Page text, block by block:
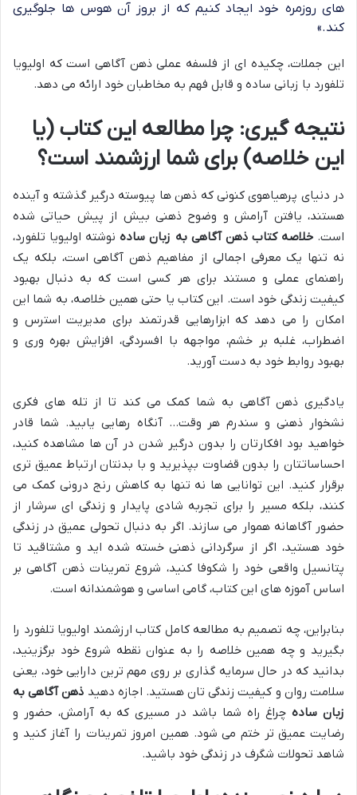
های روزمره خود ایجاد کنیم که از بروز آن هوس ها جلوگیری
کند.»
این جملات، چکیده ای از فلسفه عملی ذهن آگاهی است که اولیویا
تلفورد با زبانی ساده و قابل فهم به مخاطبان خود ارائه می دهد.
نتیجه گیری: چرا مطالعه این کتاب (یا
این خلاصه) برای شما ارزشمند است؟
در دنیای پرهیاهوی کنونی که ذهن ها پیوسته درگیر گذشته و آینده
هستند، یافتن آرامش و وضوح ذهنی بیش از پیش حیاتی شده
است.خلاصه کتاب ذهن آگاهی به زبان سادهنوشته اولیویا تلفورد،
نه تنها یک معرفی اجمالی از مفاهیم ذهن آگاهی است، بلکه یک
راهنمای عملی و مستند برای هر کسی است که به دنبال بهبود
کیفیت زندگی خود است. این کتاب یا حتی همین خلاصه، به شما این
امکان را می دهد که ابزارهایی قدرتمند برای مدیریت استرس و
اضطراب، غلبه بر خشم، مواجهه با افسردگی، افزایش بهره وری و
بهبود روابط خود به دست آورید.
یادگیری ذهن آگاهی به شما کمک می کند تا از تله های فکری
نشخوار ذهنی و سندرم هر وقت… آنگاه رهایی یابید. شما قادر
خواهید بود افکارتان را بدون درگیر شدن در آن ها مشاهده کنید،
احساساتتان را بدون قضاوت بپذیرید و با بدنتان ارتباط عمیق تری
برقرار کنید. این توانایی ها نه تنها به کاهش رنج درونی کمک می
کنند، بلکه مسیر را برای تجربه شادی پایدار و زندگی ای سرشار از
حضور آگاهانه هموار می سازند. اگر به دنبال تحولی عمیق در زندگی
خود هستید، اگر از سرگردانی ذهنی خسته شده اید و مشتاقید تا
پتانسیل واقعی خود را شکوفا کنید، شروع تمرینات ذهن آگاهی بر
اساس آموزه های این کتاب، گامی اساسی و هوشمندانه است.
بنابراین، چه تصمیم به مطالعه کامل کتاب ارزشمند اولیویا تلفورد را
بگیرید و چه همین خلاصه را به عنوان نقطه شروع خود برگزینید،
بدانید که در حال سرمایه گذاری بر روی مهم ترین دارایی خود، یعنی
سلامت روان و کیفیت زندگی تان هستید. اجازه دهید ذهن آگاهی به
زبان سادهچراغ راه شما باشد در مسیری که به آرامش، حضور و
رضایت عمیق تر ختم می شود. همین امروز تمرینات را آغاز کنید و
شاهد تحولات شگرف در زندگی خود باشید.